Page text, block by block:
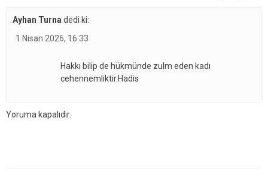
Ayhan Turna dedi ki:
1 Nisan 2026, 16:33
Hakkı bilip de hükmünde zulm eden kadı
cehennemliktir.Hadis
Yoruma kapalıdır.